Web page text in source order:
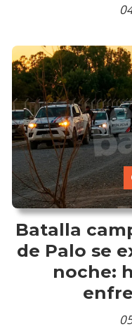
Batalla
de Palo se
noche: